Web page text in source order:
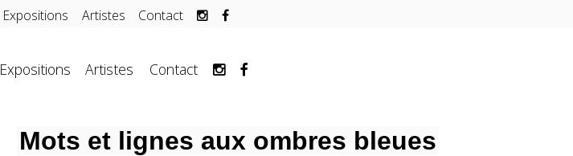
Expositions Artistes Contact
Expositions Artistes Contact
Mots et lignes aux ombres bleues